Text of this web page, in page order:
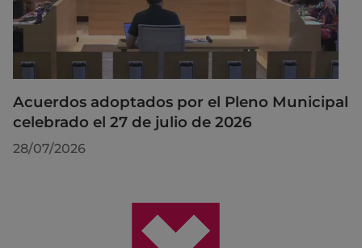
Acuerdos adoptados por el Pleno Municipal
celebrado el 27 de julio de 2026
28/07/2026